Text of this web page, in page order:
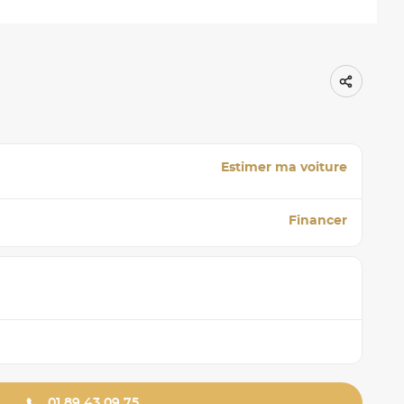
Estimer ma voiture
Financer